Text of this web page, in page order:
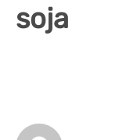
soja